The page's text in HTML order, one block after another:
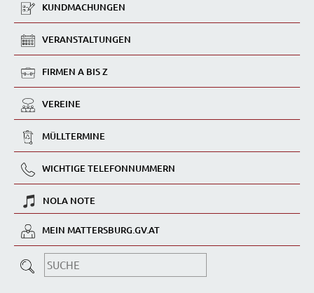
KUNDMACHUNGEN
VERANSTALTUNGEN
FIRMEN A BIS Z
VEREINE
MÜLLTERMINE
WICHTIGE TELEFONNUMMERN
NOLA NOTE
MEIN MATTERSBURG.GV.AT